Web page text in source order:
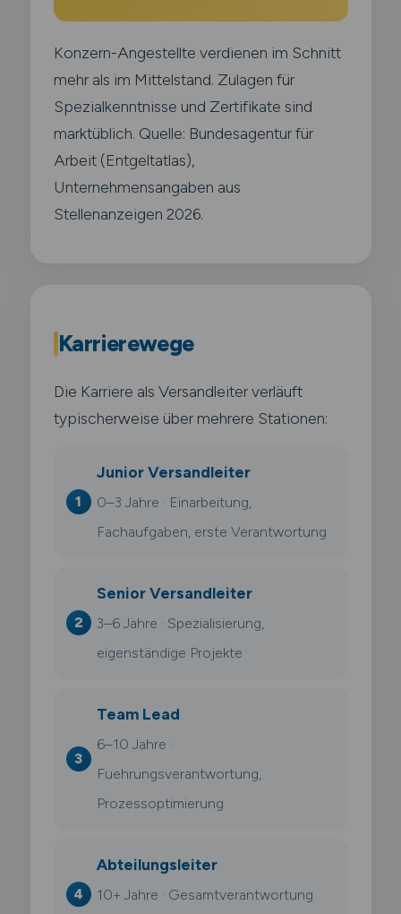
Konzern-Angestellte verdienen im Schnitt
mehr als im Mittelstand. Zulagen für
Spezialkenntnisse und Zertifikate sind
marktüblich. Quelle: Bundesagentur für
Arbeit (Entgeltatlas),
Unternehmensangaben aus
Stellenanzeigen 2026.
Karrierewege
Die Karriere als Versandleiter verläuft
typischerweise über mehrere Stationen:
Junior Versandleiter
0–3 Jahre · Einarbeitung,
Fachaufgaben, erste Verantwortung
Senior Versandleiter
3–6 Jahre · Spezialisierung,
eigenständige Projekte
Team Lead
6–10 Jahre ·
Fuehrungsverantwortung,
Prozessoptimierung
Abteilungsleiter
10+ Jahre · Gesamtverantwortung